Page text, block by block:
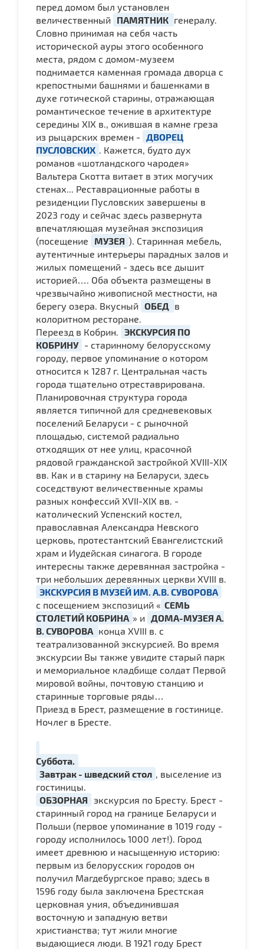
перед домом был установлен
величественный
ПАМЯТНИК генералу.
Словно принимая на себя часть
исторической ауры этого особенного
места, рядом с домом-музеем
поднимается каменная громада дворца с
крепостными башнями и башенками в
духе готической старины, отражающая
романтическое течение в архитектуре
середины XIX в., ожившая в камне греза
из рыцарских времен -
ДВОРЕЦ
ПУСЛОВСКИХ
. Кажется, будто дух
романов «шотландского чародея»
Вальтера Скотта витает в этих могучих
стенах... Реставрационные работы в
резиденции Пусловских завершены в
2023 году и сейчас здесь развернута
впечатляющая музейная экспозиция
(посещение
МУЗЕЯ ). Старинная мебель,
аутентичные интерьеры парадных залов и
жилых помещений - здесь все дышит
историей…. Оба объекта размещены в
чрезвычайно живописной местности, на
берегу озера. Вкусный ОБЕД
в
колоритном ресторане.
Переезд в Кобрин.
ЭКСКУРСИЯ ПО
КОБРИНУ - старинному белорусскому
городу, первое упоминание о котором
относится к 1287 г. Центральная часть
города тщательно отреставрирована.
Планировочная структура города
является типичной для средневековых
поселений Беларуси - с рыночной
площадью, системой радиально
отходящих от нее улиц, красочной
рядовой гражданской застройкой XVIII-XIX
вв. Как и в старину на Беларуси, здесь
соседствуют величественные храмы
разных конфессий XVII-XIX вв. -
католический Успенский костел,
православная Александра Невского
церковь, протестантский Евангелистский
храм и Иудейская синагога. В городе
интересны также деревянная застройка -
три небольших деревянных церкви XVIII в.
ЭКСКУРСИЯ В МУЗЕЙ ИМ. А.В. СУВОРОВА
с посещением экспозиций « СЕМЬ
СТОЛЕТИЙ КОБРИНА » и
ДОМА-МУЗЕЯ А.
В. СУВОРОВА конца XVIII в. с
театрализованной экскурсией. Во время
экскурсии Вы также увидите старый парк
и мемориальное кладбище солдат Первой
мировой войны, почтовую станцию и
старинные торговые ряды…
Приезд в Брест, размещение в гостинице.
Ночлег в Бресте.
Суббота.
Завтрак - шведский стол
, выселение из
гостиницы.
ОБЗОРНАЯ экскурсия по Бресту. Брест -
старинный город на границе Беларуси и
Польши (первое упоминание в 1019 году -
городу исполнилось 1000 лет!). Город
имеет древнюю и насыщенную историю:
первым из белорусских городов он
получил Магдебургское право; здесь в
1596 году была заключена Брестская
церковная уния, объединившая
восточную и западную ветви
христианства; тут жили многие
выдающиеся люди. В 1921 году Брест